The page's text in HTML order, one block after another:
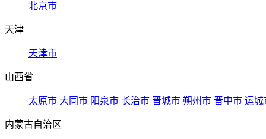
北京市
天津
天津市
山西省
太原市 大同市 阳泉市 长治市 晋城市 朔州市 晋中市 运城
内蒙古自治区